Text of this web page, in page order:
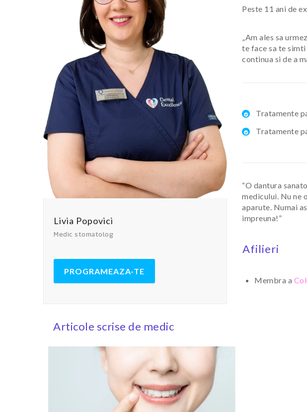
Livia Popovici
Medic stomatolog
PROGRAMEAZA-TE
Peste 11 ani de
„Am ales sa
te face sa te
continua si de a
Tratamente
Tratamente
“O dantura
medicului. Nu ne
aparute. Numai
impreuna!”
Afilieri
Membra a
Articole scrise de medic